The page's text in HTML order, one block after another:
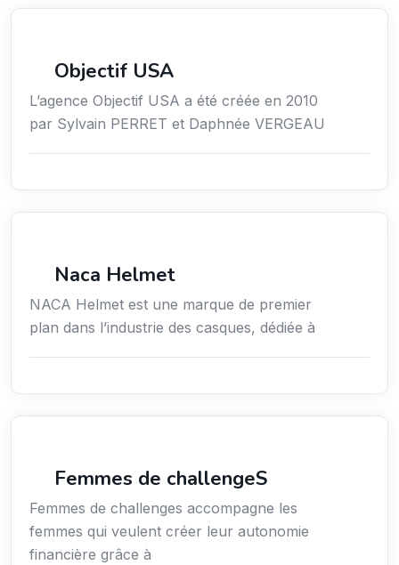
Objectif USA
L’agence Objectif USA a été créée en 2010
par Sylvain PERRET et Daphnée VERGEAU
Naca Helmet
NACA Helmet est une marque de premier
plan dans l’industrie des casques, dédiée à
Femmes de challengeS
Femmes de challenges accompagne les
femmes qui veulent créer leur autonomie
financière grâce à